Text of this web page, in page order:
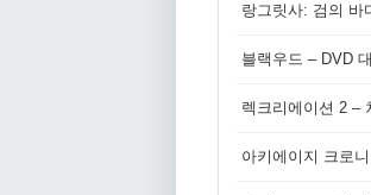
랑그릿사: 검의 바
블랙우드 – DVD
렉크리에이션 2 –
아키에이지 크로